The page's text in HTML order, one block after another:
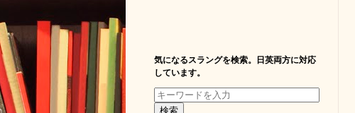
気になるスラングを検索。日英両方に対応
しています。